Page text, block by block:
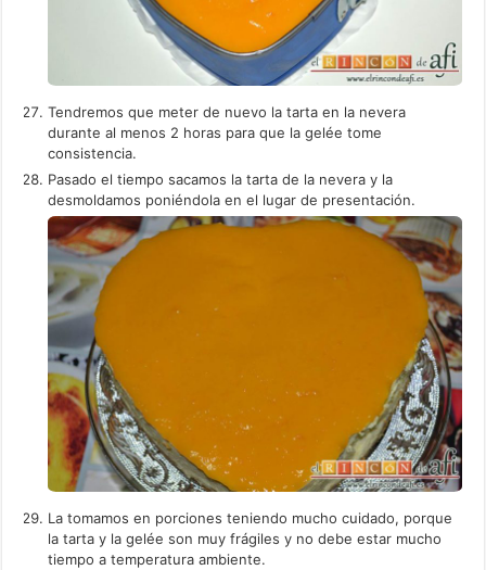
Tendremos que meter de nuevo la tarta en la nevera
durante al menos 2 horas para que la gelée tome
consistencia.
Pasado el tiempo sacamos la tarta de la nevera y la
desmoldamos poniéndola en el lugar de presentación.
La tomamos en porciones teniendo mucho cuidado, porque
la tarta y la gelée son muy frágiles y no debe estar mucho
tiempo a temperatura ambiente.